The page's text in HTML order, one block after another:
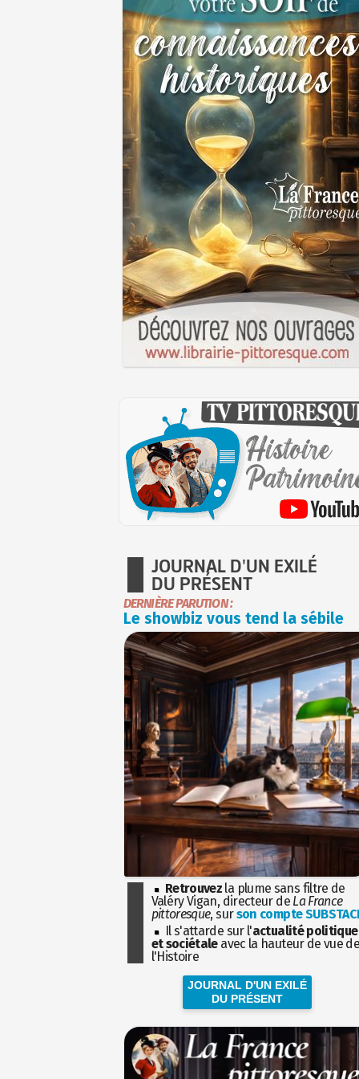
JOURNAL D'UN EXILÉ
DU PRÉSENT
DERNIÈRE PARUTION :
Le showbiz vous tend la sébile
Retrouvez la plume sans filtre de
Valéry Vigan, directeur de La France
pittoresque, surson compte
Il s'attarde sur l'actualité politique
et sociétaleavec la hauteur de vue
l'Histoire
JOURNAL D'UN EXILÉ
DU PRÉSENT